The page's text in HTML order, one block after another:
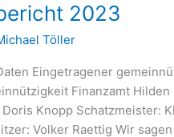
2023
Töller
Eingetragener
Finanzamt
Knopp Schatzmeister:
Volker Raettig Wir